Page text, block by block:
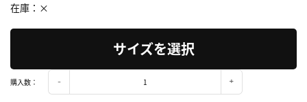
在庫 ×
サイズを選択
購入数：